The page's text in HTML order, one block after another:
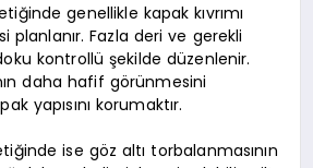
genellikle kapak kıvrımı
planlanır. Fazla deri ve gerekli
kontrollü şekilde düzenlenir.
daha hafif görünmesini
yapısını korumaktır.
ise göz altı torbalanmasının